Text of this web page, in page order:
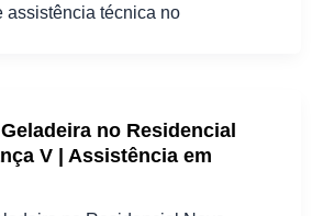
assistência técnica no
no Residencial
V | Assistência em